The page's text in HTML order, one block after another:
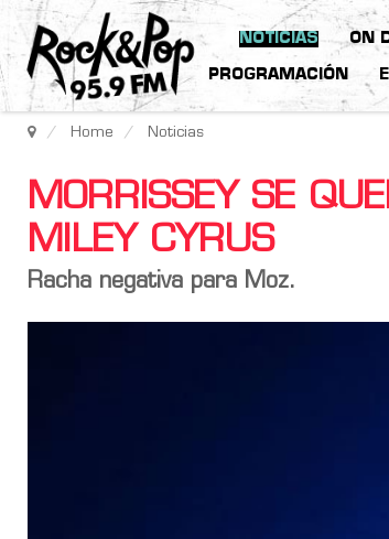
NOTICIAS ON
PROGRAMACIÓN
Home Noticias
MORRISSEY SE
MILEY CYRUS
Racha negativa para Moz.